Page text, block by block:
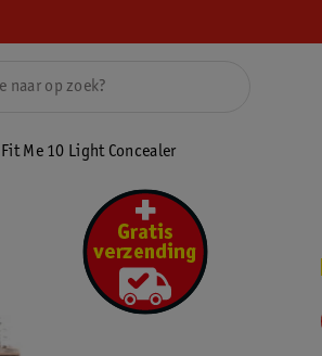
Me 10 Light Concealer